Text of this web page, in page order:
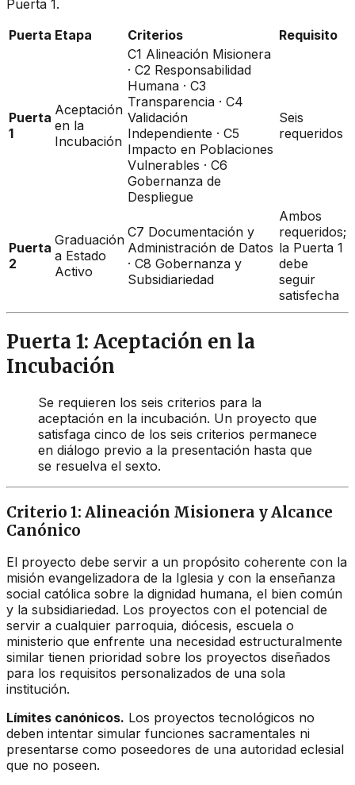
Puerta 1.
Puerta Etapa Criterios Requisito
Puerta
1
Aceptación
en la
Incubación
C1 Alineación Misionera
· C2 Responsabilidad
Humana · C3
Transparencia · C4
Validación
Independiente · C5
Impacto en Poblaciones
Vulnerables · C6
Gobernanza de
Despliegue
Seis
requeridos
Puerta
2
Graduación
a Estado
Activo
C7 Documentación y
Administración de Datos
· C8 Gobernanza y
Subsidiariedad
Ambos
requeridos;
la Puerta 1
debe
seguir
satisfecha
Puerta 1: Aceptación en la
Incubación
Se requieren los seis criterios para la
aceptación en la incubación. Un proyecto que
satisfaga cinco de los seis criterios permanece
en diálogo previo a la presentación hasta que
se resuelva el sexto.
Criterio 1: Alineación Misionera y Alcance
Canónico
El proyecto debe servir a un propósito coherente con la
misión evangelizadora de la Iglesia y con la enseñanza
social católica sobre la dignidad humana, el bien común
y la subsidiariedad. Los proyectos con el potencial de
servir a cualquier parroquia, diócesis, escuela o
ministerio que enfrente una necesidad estructuralmente
similar tienen prioridad sobre los proyectos diseñados
para los requisitos personalizados de una sola
institución.
Límites canónicos. Los proyectos tecnológicos no
deben intentar simular funciones sacramentales ni
presentarse como poseedores de una autoridad eclesial
que no poseen.